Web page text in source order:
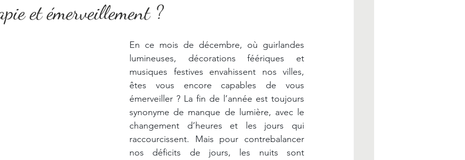
et émerveillement ?
En ce mois de décembre, où guirlandes
lumineuses, décorations féériques et
musiques festives envahissent nos villes,
êtes vous encore capables de vous
émerveiller ? La fin de l’année est toujours
synonyme de manque de lumière, avec le
changement d’heures et les jours qui
raccourcissent. Mais pour contrebalancer
nos déficits
de jours, les nuits sont